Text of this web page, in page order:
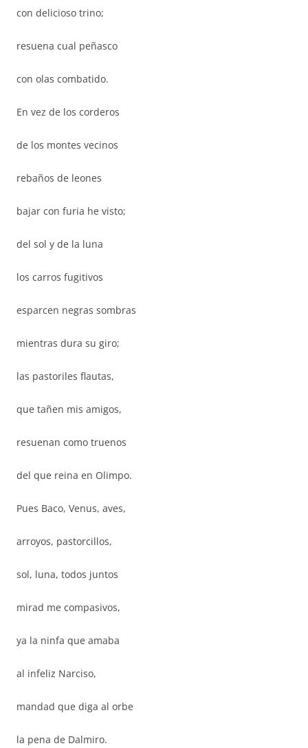
con delicioso trino;
resuena cual peñasco
con olas combatido.
En vez de los corderos
de los montes vecinos
rebaños de leones
bajar con furia he visto;
del sol y de la luna
los carros fugitivos
esparcen negras sombras
mientras dura su giro;
las pastoriles flautas,
que tañen mis amigos,
resuenan como truenos
del que reina en Olimpo.
Pues Baco, Venus, aves,
arroyos, pastorcillos,
sol, luna, todos juntos
mirad me compasivos,
ya la ninfa que amaba
al infeliz Narciso,
mandad que diga al orbe
la pena de Dalmiro.